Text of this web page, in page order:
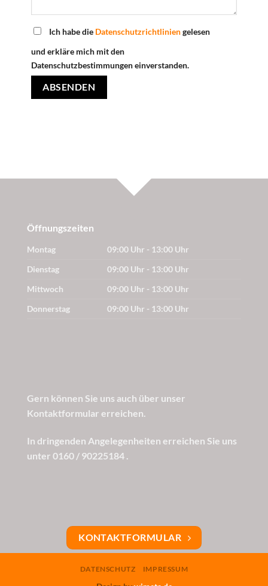
Ich habe die Datenschutzrichtliniengelesen
und erkläre mich mit den
Datenschutzbestimmungen einverstanden.
Öffnungszeiten
Montag
09:00 Uhr - 13:00 Uhr
Dienstag
09:00 Uhr - 13:00 Uhr
Mittwoch
09:00 Uhr - 13:00 Uhr
Donnerstag
09:00 Uhr - 13:00 Uhr
Gern können Sie uns auch über unser
Kontaktformular erreichen.
In dringenden Angelegenheiten erreichen Sie uns
unter 0160 / 90225184 .
KONTAKTFORMULAR
DATENSCHUTZ IMPRESSUM